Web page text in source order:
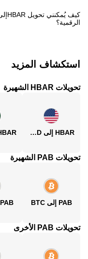
الرقمية؟
استكشاف المزيد
تحويلات HBAR الشهيرة
HBAR إلى USD
تحويلات PAB الشهيرة
PAB إلى BTC PAB إلى ETH
تحويلات PAB الأخرى